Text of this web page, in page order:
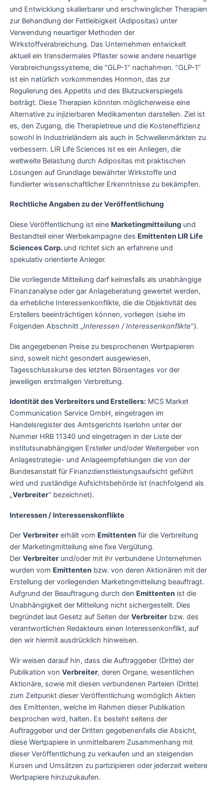
und Entwicklung skalierbarer und erschwinglicher Therapien
zur Behandlung der Fettleibigkeit (Adipositas) unter
Verwendung neuartiger Methoden der
Wirkstoffverabreichung. Das Unternehmen entwickelt
aktuell ein transdermales Pflaster sowie andere neuartige
Verabreichungssysteme, die “GLP-1” nachahmen. “GLP-1”
ist ein natürlich vorkommendes Hormon, das zur
Regulierung des Appetits und des Blutzuckerspiegels
beiträgt. Diese Therapien könnten möglicherweise eine
Alternative zu injizierbaren Medikamenten darstellen. Ziel ist
es, den Zugang, die Therapietreue und die Kosteneffizienz
sowohl in Industrieländern als auch in Schwellenmärkten zu
verbessern. LIR Life Sciences ist es ein Anliegen, die
weltweite Belastung durch Adipositas mit praktischen
Lösungen auf Grundlage bewährter Wirkstoffe und
fundierter wissenschaftlicher Erkenntnisse zu bekämpfen.
Rechtliche Angaben zu der Veröffentlichung
Diese Veröffentlichung ist eine Marketingmitteilung und
Bestandteil einer Werbekampagne des Emittenten LIR Life
Sciences Corp. und richtet sich an erfahrene und
spekulativ orientierte Anleger.
Die vorliegende Mitteilung darf keinesfalls als unabhängige
Finanzanalyse oder gar Anlageberatung gewertet werden,
da erhebliche Interessenkonflikte, die die Objektivität des
Erstellers beeinträchtigen können, vorliegen (siehe im
Folgenden Abschnitt „Interessen / Interessenkonflikte“).
Die angegebenen Preise zu besprochenen Wertpapieren
sind, soweit nicht gesondert ausgewiesen,
Tagesschlusskurse des letzten Börsentages vor der
jeweiligen erstmaligen Verbreitung.
Identität des Verbreiters und Erstellers: MCS Market
Communication Service GmbH, eingetragen im
Handelsregister des Amtsgerichts Iserlohn unter der
Nummer HRB 11340 und eingetragen in der Liste der
institutsunabhängigen Ersteller und/oder Weitergeber von
Anlagestrategie- und Anlageempfehlungen die von der
Bundesanstalt für Finanzdienstleistungsaufsicht geführt
wird und zuständige Aufsichtsbehörde ist (nachfolgend als
„Verbreiter“ bezeichnet).
Interessen / Interessenskonflikte
Der Verbreiter erhält vom Emittenten für die Verbreitung
der Marketingmitteilung eine fixe Vergütung.
Der Verbreiter und/oder mit ihr verbundene Unternehmen
wurden vom Emittenten bzw. von deren Aktionären mit der
Erstellung der vorliegenden Marketingmitteilung beauftragt.
Aufgrund der Beauftragung durch den Emittenten ist die
Unabhängigkeit der Mitteilung nicht sichergestellt. Dies
begründet laut Gesetz auf Seiten der Verbreiter bzw. des
verantwortlichen Redakteurs einen Interessenkonflikt, auf
den wir hiermit ausdrücklich hinweisen.
Wir weisen darauf hin, dass die Auftraggeber (Dritte) der
Publikation von Verbreiter, deren Organe, wesentlichen
Aktionäre, sowie mit diesen verbundenen Parteien (Dritte)
zum Zeitpunkt dieser Veröffentlichung womöglich Aktien
des Emittenten, welche im Rahmen dieser Publikation
besprochen wird, halten. Es besteht seitens der
Auftraggeber und der Dritten gegebenenfalls die Absicht,
diese Wertpapiere in unmittelbarem Zusammenhang mit
dieser Veröffentlichung zu verkaufen und an steigenden
Kursen und Umsätzen zu partizipieren oder jederzeit weitere
Wertpapiere hinzuzukaufen.